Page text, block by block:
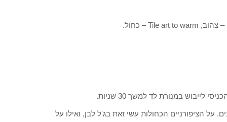
על הציפורניים הכחולות עשי זאת בג'ל לבן, ואילו על